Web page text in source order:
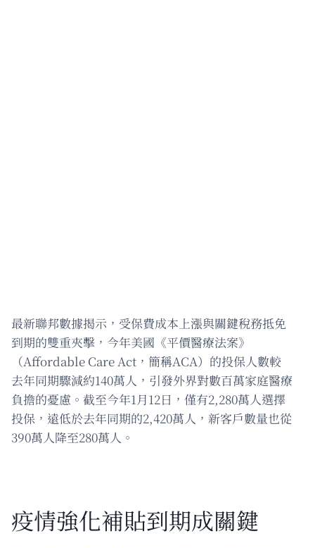
最新聯邦數據揭示，受保費成本上漲與關鍵稅務抵免
到期的雙重夾擊，今年美國《平價醫療法案》
（Affordable Care Act，簡稱ACA）的投保人數較
去年同期驟減約140萬人，引發外界對數百萬家庭醫療
負擔的憂慮。截至今年1月12日，僅有2,280萬人選擇
投保，遠低於去年同期的2,420萬人，新客戶數量也從
390萬人降至280萬人。
疫情強化補貼到期成關鍵